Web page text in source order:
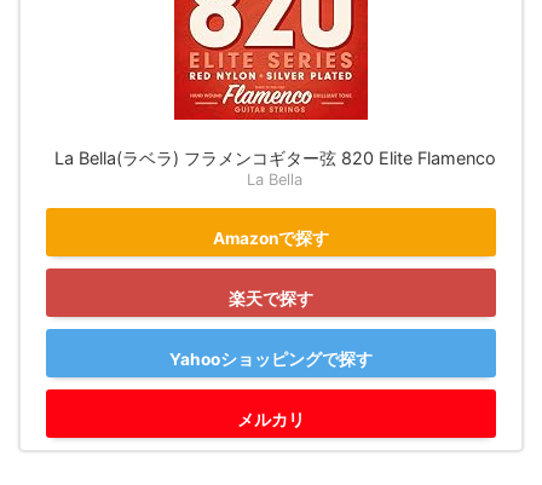
La Bella(ラベラ) フラメンコギター弦 820 Elite Flamenco
La Bella
Amazonで探す
楽天で探す
Yahooショッピングで探す
メルカリ